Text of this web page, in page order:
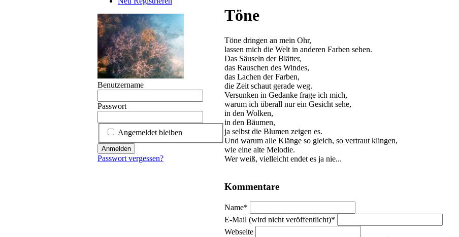
Töne
Töne dringen an mein Ohr,
lassen mich die Welt in anderen Farben sehen.
Das Säuseln der Blätter,
das Rauschen des Windes,
das Lachen der Farben,
die Zeit schaut gerade weg.
Versunken in Gedanke frage ich mich,
warum ich überall nur ein Gesicht sehe,
in den Wolken,
in den Bäumen,
ja selbst die Blumen zeigen es.
Und warum alle Klänge so gleich, so vertraut klingen,
wie eine alte Melodie.
Wer weiß, vielleicht endet es ja nie...
Kommentare
Pflichtfeld
Name*
Pflichtfeld
E-Mail (wird nicht veröffentlicht)*
Webseite
Benutzername
Passwort
Angemeldet bleiben
Anmelden
Passwort vergessen?